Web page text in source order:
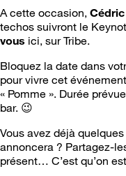
A cette occasion, Cédric
techos suivront le
vous ici, sur Tribe.
Bloquez la date dans
pour vivre cet
« Pomme ». Durée
bar. 😉
Vous avez déjà
annoncera ? Partagez-
présent… C’est qu’on